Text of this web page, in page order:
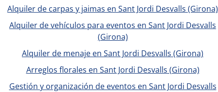
Alquiler de carpas y jaimas en Sant Jordi Desvalls (Girona)
Alquiler de vehículos para eventos en Sant Jordi Desvalls
(Girona)
Alquiler de menaje en Sant Jordi Desvalls (Girona)
Arreglos florales en Sant Jordi Desvalls (Girona)
Gestión y organización de eventos en Sant Jordi Desvalls